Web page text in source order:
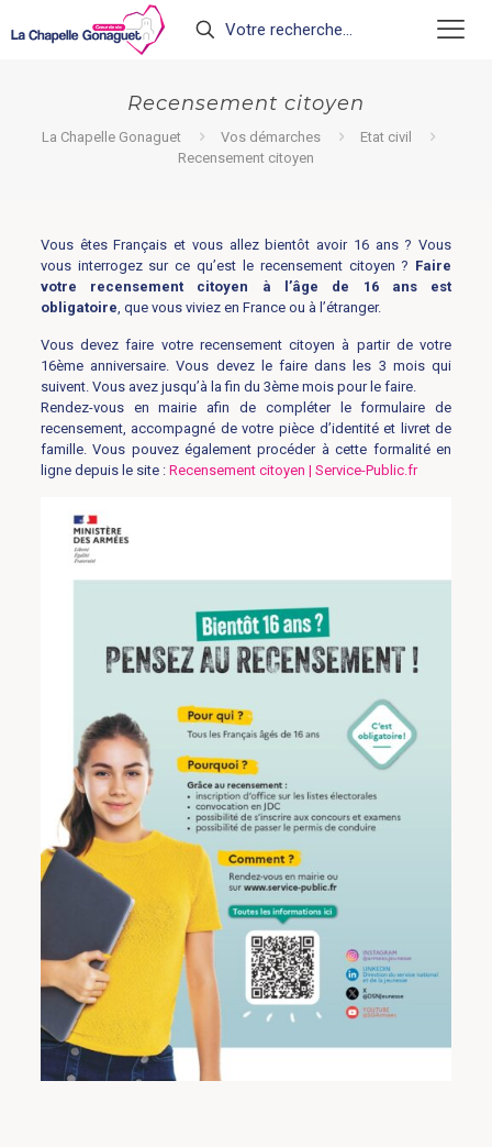
Recensement citoyen
La Chapelle Gonaguet Vos démarches
Etat civil
Recensement citoyen
Vous êtes Français et vous allez bientôt avoir 16 ans ? Vous
vous interrogez sur ce qu’est le recensement citoyen ? Faire
votre recensement citoyen à l’âge de 16 ans est
obligatoire , que vous viviez en France ou à l’étranger.
Vous devez faire votre recensement citoyen à partir de votre
16ème anniversaire. Vous devez le faire dans les 3 mois qui
suivent. Vous avez jusqu’à la fin du 3ème mois pour le faire.
Rendez-vous en mairie afin de compléter le formulaire de
recensement, accompagné de votre pièce d’identité et livret de
famille. Vous pouvez également procéder à cette formalité en
ligne depuis le site : Recensement citoyen | Service-Public.fr